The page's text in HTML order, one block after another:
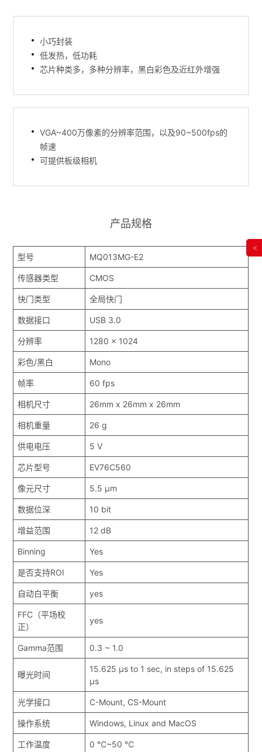
小巧封装
低发热，低功耗
芯片种类多，多种分辨率，黑白彩色及近红外增强
VGA~400万像素的分辨率范围，以及90~500fps的
帧速
可提供板级相机
产品规格
型号 MQ013MG-E2
传感器类型 CMOS
快门类型 全局快门
数据接口 USB 3.0
分辨率 1280 x 1024
彩色/黑白 Mono
帧率 60 fps
相机尺寸 26mm x 26mm x 26mm
相机重量 26 g
供电电压 5 V
芯片型号 EV76C560
像元尺寸 5.5 μm
数据位深 10 bit
增益范围 12 dB
Binning Yes
是否支持ROI Yes
自动白平衡 yes
FFC（平场校
正）
yes
Gamma范围 0.3 ~ 1.0
曝光时间
15.625 μs to 1 sec, in steps of 15.625
μs
光学接口 C-Mount, CS-Mount
操作系统 Windows, Linux and MacOS
工作温度 0 ℃~50 ℃
<